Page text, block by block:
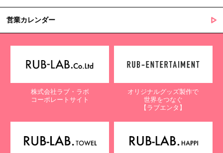
営業カレンダー
株式会社ラブ・ラボ
コーポレートサイト
オリジナルグッズ製作で
世界をつなぐ
【ラブエンタ】